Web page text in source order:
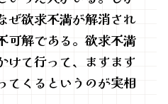
ぜ欲求不満が解消され
可解である。欲求不満
けて行って、ますます
てくるというのが実相